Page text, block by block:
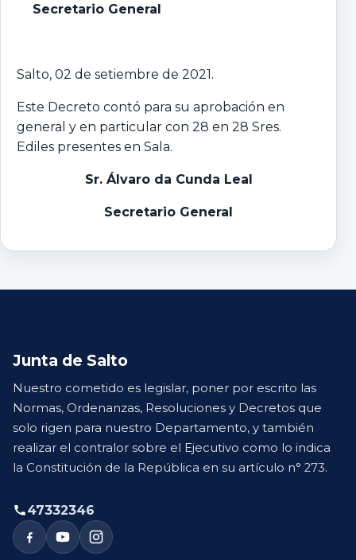
Secretario General
Salto, 02 de setiembre de 2021.
Este Decreto contó para su aprobación en
general y en particular con 28 en 28 Sres.
Ediles presentes en Sala.
Sr. Álvaro da Cunda Leal
Secretario General
Junta de Salto
Nuestro cometido es legislar, poner por escrito las
Normas, Ordenanzas, Resoluciones y Decretos que
solo rigen para nuestro Departamento, y también
realizar el contralor sobre el Ejecutivo como lo indica
la Constitución de la República en su artículo n° 273.
47332346